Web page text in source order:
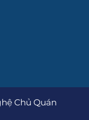
Chủ Quán